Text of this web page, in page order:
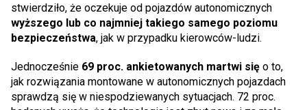
stwierdziło, że oczekuje od pojazdów autonomicznych
wyższego lub co najmniej takiego samego poziomu
bezpieczeństwa, jak w przypadku kierowców-ludzi.
Jednocześnie 69 proc. ankietowanych martwi się o to,
jak rozwiązania montowane w autonomicznych pojazdach
sprawdzą się w niespodziewanych sytuacjach. 72 proc.